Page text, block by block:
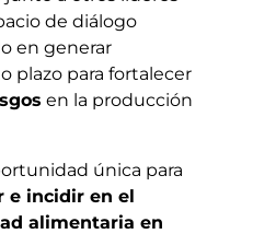
de diálogo
en generar
plazo para fortalecer
en la producción
única para
e incidir en el
alimentaria en